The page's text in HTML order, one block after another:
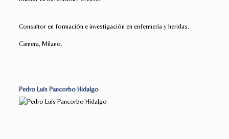
Consultor en formación e investigación en enfermería y heridas.
Camera, Milano.
Pedro Luís Pancorbo Hidalgo